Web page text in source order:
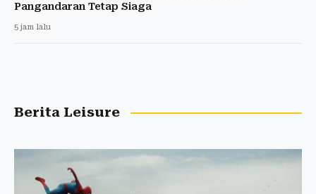
Pangandaran Tetap Siaga
5 jam lalu
Berita Leisure